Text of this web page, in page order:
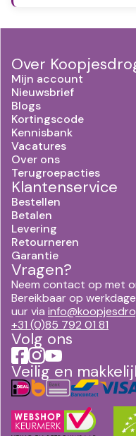
Over
Mijn account
Nieuwsbrief
Blogs
Kortingscode
Kennisbank
Vacatures
Over ons
Terugroepacties
Klantenservice
Bestellen
Betalen
Levering
Retourneren
Garantie
Vragen?
Neem contact op met
Bereikbaar op
uur via
+31 (0)85 792 01 81
Volg ons
Veilig en